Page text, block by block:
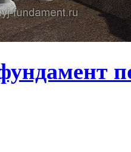
для
или,